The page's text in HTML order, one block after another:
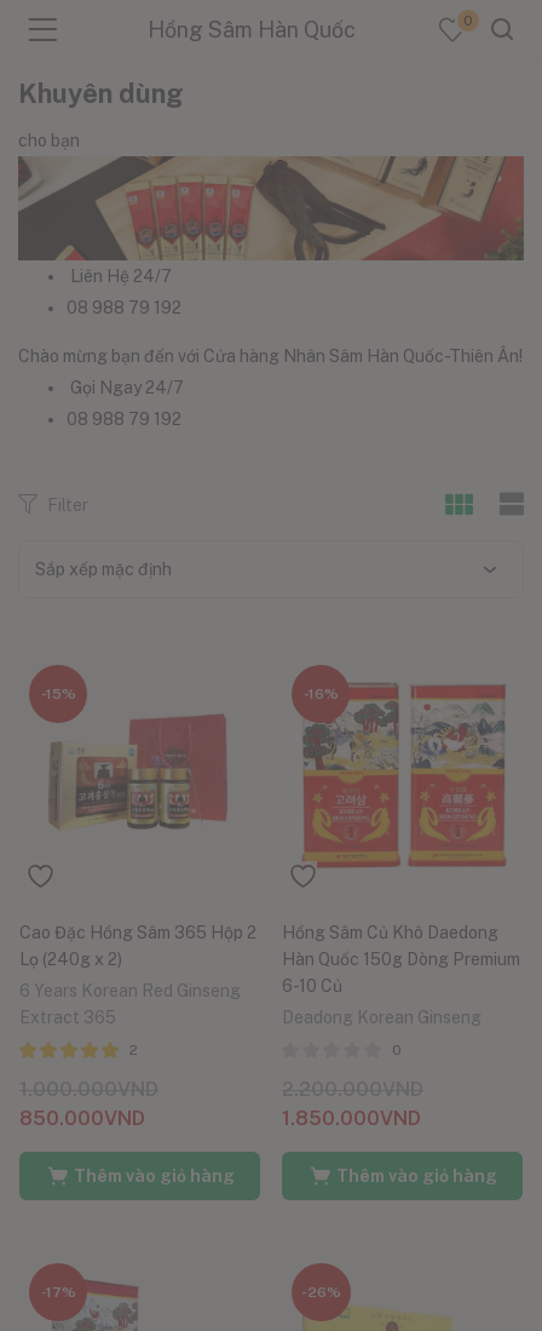
(Sản Phẩm )
(Danh Mục )
(Tin Tức )
Hồng Sâm Hàn Quốc 0
Khuyên dùng
cho bạn
Liên Hệ 24/7
08 988 79 192
Chào mừng bạn đến với Cửa hàng Nhân Sâm Hàn Quốc-Thiên Ân!
Gọi Ngay 24/7
08 988 79 192
Filter
Sắp xếp mặc định
-15%
Cao Đặc Hồng Sâm 365 Hộp 2
Lọ (240g x 2)
6 Years Korean Red Ginseng
Extract 365
5.00
2
850.000VND
Thêm vào giỏ hàng
-16%
Hồng Sâm Củ Khô Daedong
Hàn Quốc 150g Dòng Premium
6-10 Củ
Deadong Korean Ginseng
0
1.850.000VND
Thêm vào giỏ hàng
-17% -26%